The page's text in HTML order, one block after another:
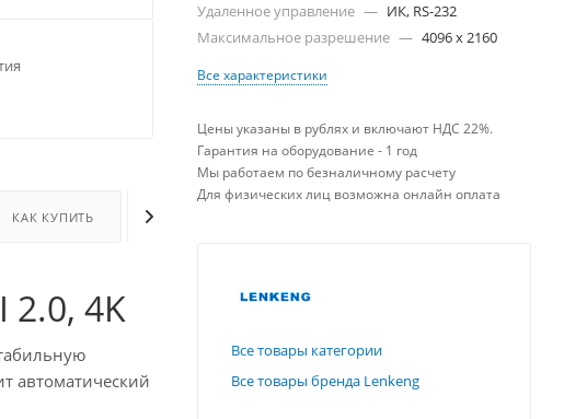
КАК КУПИТЬ
2.0, 4K
автоматический
Удаленное управление — ИК, RS-232
Максимальное разрешение — 4096 x 2160
Все характеристики
Цены указаны в рублях и включают НДС 22%.
Гарантия на оборудование - 1 год
Мы работаем по безналичному расчету
Для физических лиц возможна онлайн оплата
Все товары категории
Все товары бренда Lenkeng